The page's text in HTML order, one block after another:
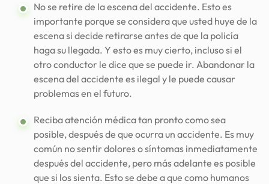
No se retire de la escena del accidente. Esto es
importante porque se considera que usted huye de la
escena si decide retirarse antes de que la policía
haga su llegada. Y esto es muy cierto, incluso si el
otro conductor le dice que se puede ir. Abandonar la
escena del accidente es ilegal y le puede causar
problemas en el futuro.
Reciba atención médica tan pronto como sea
posible, después de que ocurra un accidente. Es muy
común no sentir dolores o síntomas inmediatamente
después del accidente, pero más adelante es posible
que si los sienta. Esto se debe a que como humanos